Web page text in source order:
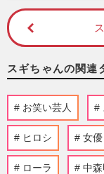
スギちゃんの関連
お笑い芸人
ヒロシ 女優
ローラ 中